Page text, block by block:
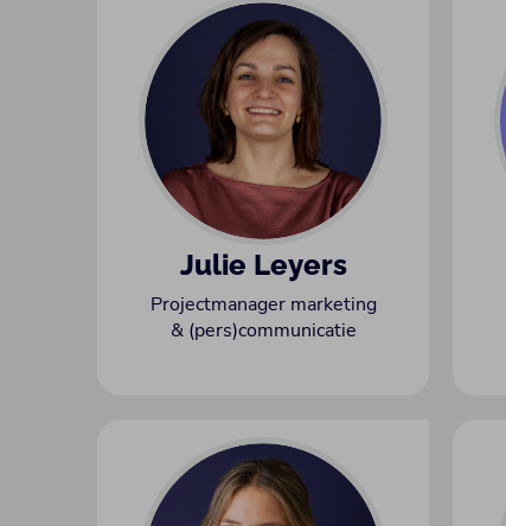
Julie Leyers
Projectmanager marketing
& (pers)communicatie